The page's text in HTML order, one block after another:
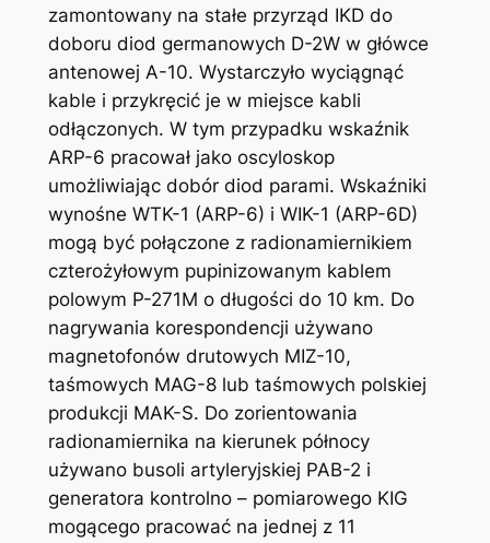
zamontowany na stałe przyrząd IKD do
doboru diod germanowych D-2W w główce
antenowej A-10. Wystarczyło wyciągnąć
kable i przykręcić je w miejsce kabli
odłączonych. W tym przypadku wskaźnik
ARP-6 pracował jako oscyloskop
umożliwiając dobór diod parami. Wskaźniki
wynośne WTK-1 (ARP-6) i WIK-1 (ARP-6D)
mogą być połączone z radionamiernikiem
czterożyłowym pupinizowanym kablem
polowym P-271M o długości do 10 km. Do
nagrywania korespondencji używano
magnetofonów drutowych MIZ-10,
taśmowych MAG-8 lub taśmowych polskiej
produkcji MAK-S. Do zorientowania
radionamiernika na kierunek północy
używano busoli artyleryjskiej PAB-2 i
generatora kontrolno – pomiarowego KIG
mogącego pracować na jednej z 11